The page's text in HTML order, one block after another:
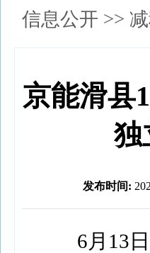
信息公开 >>
京能滑县
独
发布时间:
6月13日